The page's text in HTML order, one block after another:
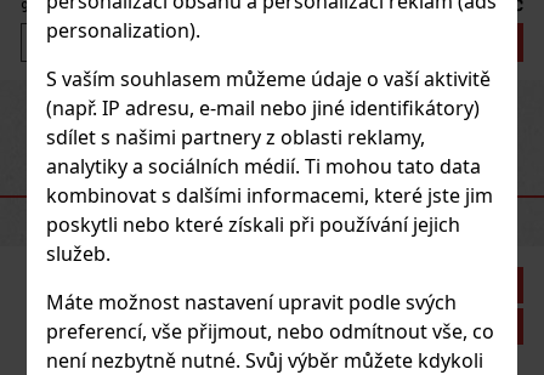
personalization).
S vaším souhlasem můžeme údaje o vaší aktivitě
(např. IP adresu, e-mail nebo jiné identifikátory)
sdílet s našimi partnery z oblasti reklamy,
analytiky a sociálních médií. Ti mohou tato data
kombinovat s dalšími informacemi, které jste jim
poskytli nebo které získali při používání jejich
služeb.
Máte možnost nastavení upravit podle svých
preferencí, vše přijmout, nebo odmítnout vše, co
není nezbytně nutné. Svůj výběr můžete kdykoli
930 Kč bez DPH
PreviousNext
DOPORUČENÉ PRODUKTY
Akce